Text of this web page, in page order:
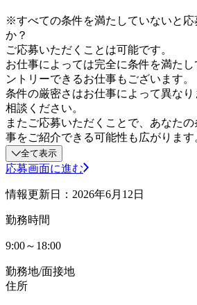
※すべての条件を満たしていないと応
か？
ご応募いただくことは可能です。
お仕事によっては完全に条件を満た
ントリーできるお仕事もございます。
条件の厳密さはお仕事によって異な
相談ください。
またご応募いただくことで、あなた
事をご紹介できる可能性も広がりま
全て表示
応募画面に進む
情報更新日：2026年6月12日
勤務時間
9:00～18:00
勤務地/面接地
住所